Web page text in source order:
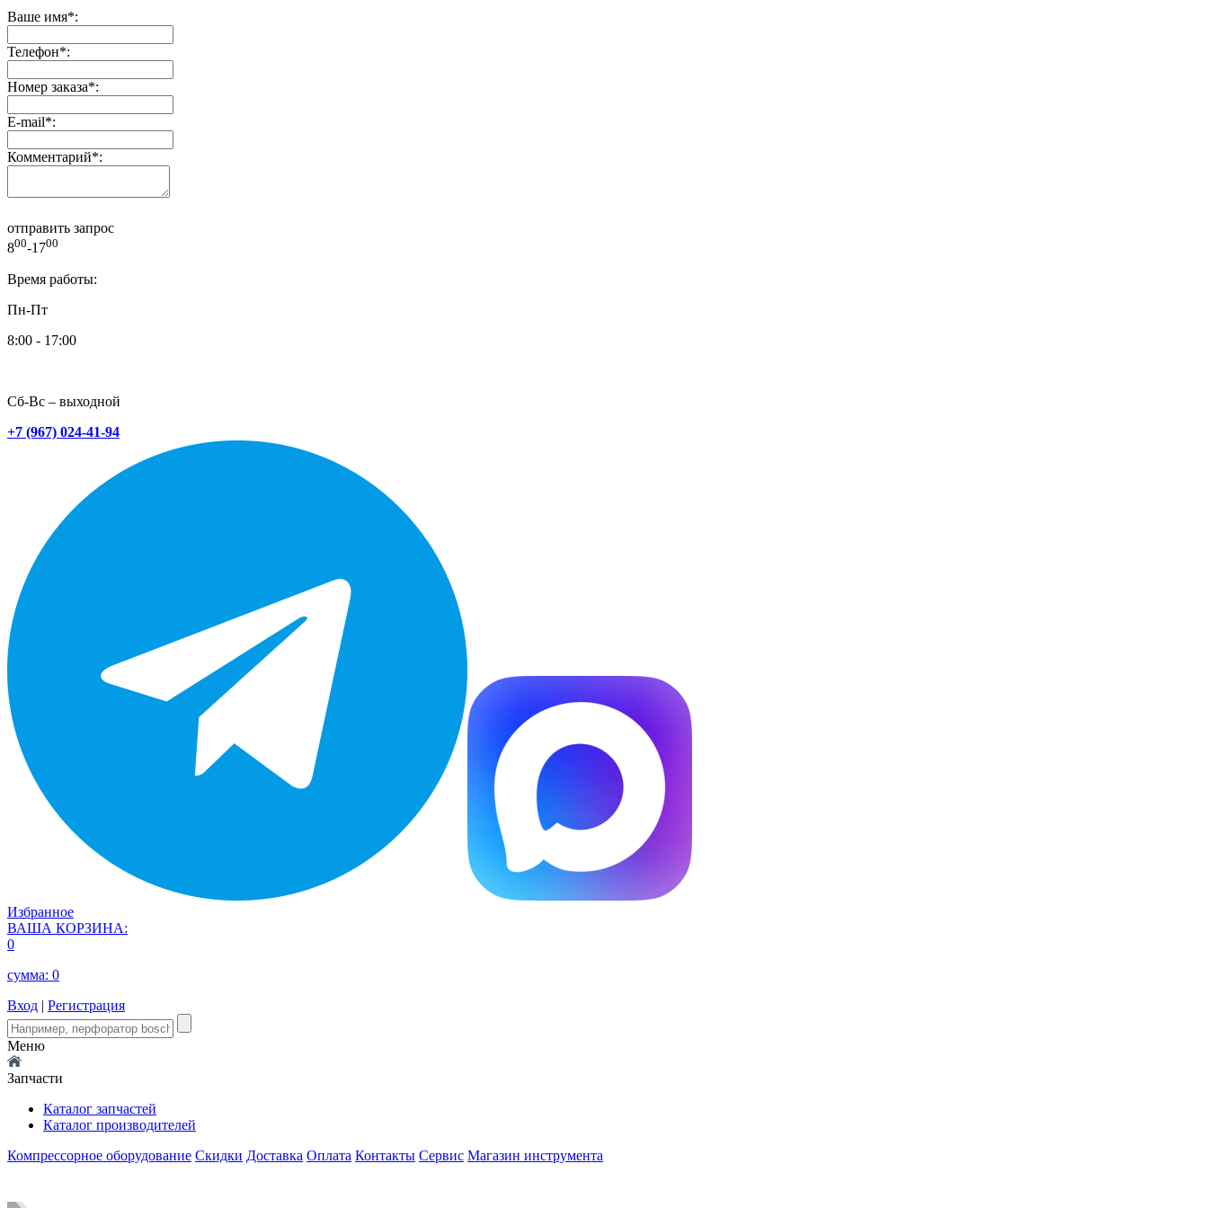
Ваше имя*:
Телефон*:
Номер заказа*:
E-mail*:
Комментарий*:
отправить запрос
800-1700
Время работы:
Пн-Пт
8:00 - 17:00
Сб-Вс – выходной
+7 (967) 024-41-94
Избранное
ВАША КОРЗИНА:
0
сумма: 0
Вход | Регистрация
Меню
Запчасти
Каталог запчастей
Каталог производителей
Компрессорное оборудование Скидки Доставка Оплата Контакты Сервис Магазин инструмента